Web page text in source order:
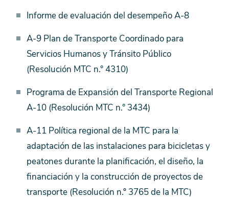
Informe de evaluación del desempeño A-8
A-9 Plan de Transporte Coordinado para
Servicios Humanos y Tránsito Público
(Resolución MTC n.° 4310)
Programa de Expansión del Transporte Regional
A-10 (Resolución MTC n.° 3434)
A-11 Política regional de la MTC para la
adaptación de las instalaciones para bicicletas y
peatones durante la planificación, el diseño, la
financiación y la construcción de proyectos de
transporte (Resolución n.º 3765 de la MTC)